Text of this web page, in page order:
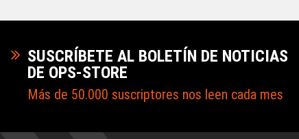
SUSCRÍBETE AL BOLETÍN DE NOTICIAS
DE OPS-STORE
Más de 50.000 suscriptores nos leen cada mes